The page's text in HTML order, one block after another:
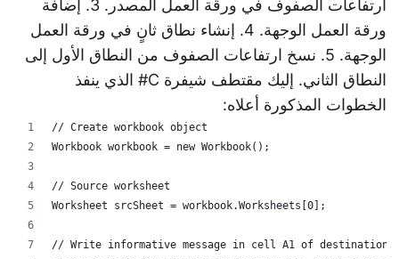
ارتفاعات الصفوف في ورقة العمل المصدر. 3. إضافة
ورقة العمل الوجهة. 4. إنشاء نطاق ثانٍ في ورقة العمل
الوجهة. 5. نسخ ارتفاعات الصفوف من النطاق الأول إلى
النطاق الثاني. إليك مقتطف شيفرة C# الذي ينفذ
الخطوات المذكورة أعلاه:
// Create workbook object
Workbook workbook = new Workbook();
// Source worksheet
Worksheet srcSheet = workbook.Worksheets[0];
// Write informative message in cell A1 of destination